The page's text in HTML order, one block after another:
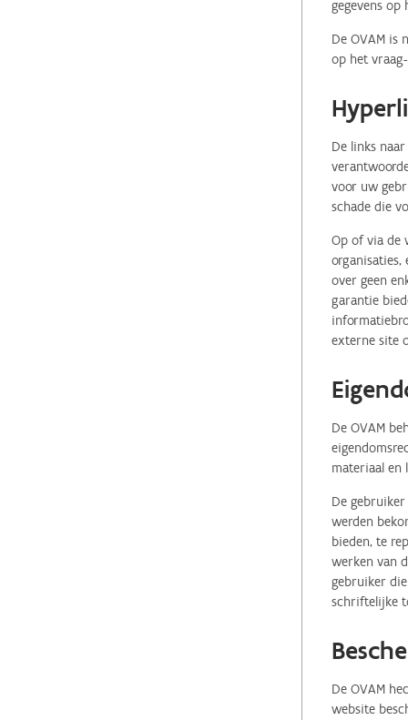
gegevens
De OVAM is
op het
De links
voor uw
schade die
Op of via de
organisaties,
over geen
garantie
externe site
De OVAM
materiaal en
De
werden
bieden, te
werken van
gebruiker
schriftelijke
De OVAM
website